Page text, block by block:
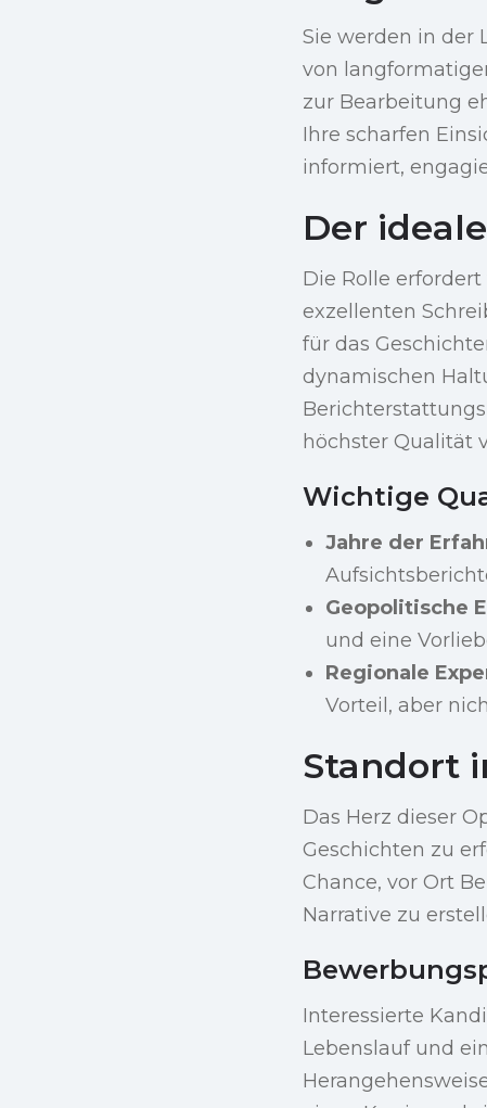
Sie werden in der
von
zur Bearbeitung
Ihre scharfen
informiert,
Der
Die Rolle
exzellenten
für das
dynamischen
höchster Qualität
Wichtige
Jahre der
Geopolitische
und eine
Regionale
Vorteil, aber
Standort
Das Herz dieser
Geschichten zu
Chance, vor Ort
Narrative zu
Interessierte
Lebenslauf und